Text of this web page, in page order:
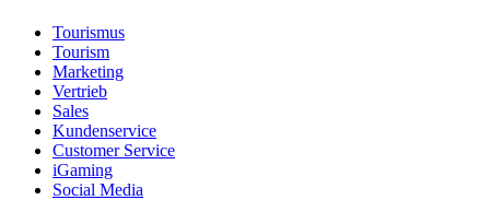
Tourismus
Tourism
Marketing
Vertrieb
Sales
Kundenservice
Customer Service
iGaming
Social Media